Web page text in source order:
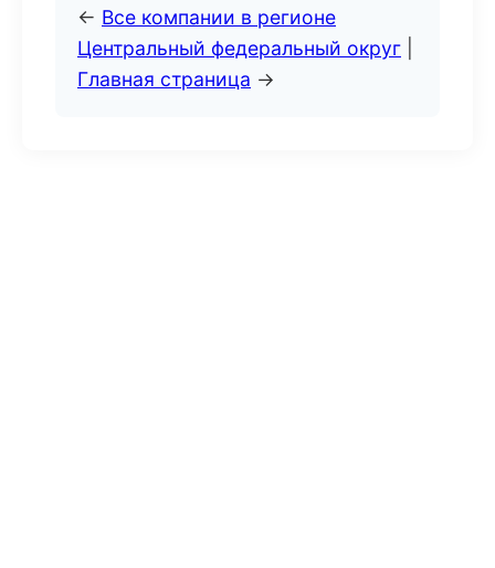
← Все компании в регионе
Центральный федеральный округ
Главная страница →